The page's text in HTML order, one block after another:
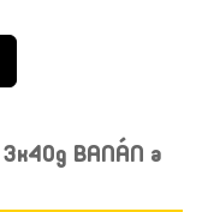
BANÁN a